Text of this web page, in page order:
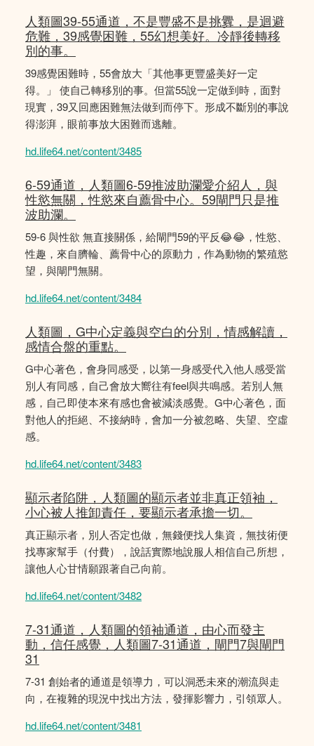
人類圖39-55通道，不是豐盛不是挑釁，是迴避
危難，39感覺困難，55幻想美好。冷靜後轉移
別的事。
39感覺困難時，55會放大「其他事更豐盛美好一定
得。」 使自己轉移別的事。但當55說一定做到時，面對
現實，39又回應困難無法做到而停下。形成不斷別的事說
得澎湃，眼前事放大困難而逃離。
hd.life64.net/content/3485
6-59通道，人類圖6-59推波助瀾愛介紹人，與
性慾無關，性慾來自薦骨中心。59閘門只是推
波助瀾。
59-6 與性欲 無直接關係，給閘門59的平反😂😂，性慾、
性趣，來自臍輪、薦骨中心的原動力，作為動物的繁殖慾
望，與閘門無關。
hd.life64.net/content/3484
人類圖，G中心定義與空白的分別，情感解讀，
感情合盤的重點。
G中心著色，會身同感受，以第一身感受代入他人感受當
別人有同感，自己會放大嚮往有feel與共鳴感。若別人無
感，自己即使本來有感也會被減淡感覺。G中心著色，面
對他人的拒絕、不接納時，會加一分被忽略、失望、空虛
感。
hd.life64.net/content/3483
顯示者陷阱，人類圖的顯示者並非真正領袖，
小心被人推卸責任，要顯示者承擔一切。
真正顯示者，別人否定也做，無錢便找人集資，無技術便
找專家幫手（付費），說話實際地說服人相信自己所想，
讓他人心甘情願跟著自己向前。
hd.life64.net/content/3482
7-31通道，人類圖的領袖通道，由心而發主
動，信任感覺，人類圖7-31通道，閘門7與閘門
31
7-31 創始者的通道是領導力，可以洞悉未來的潮流與走
向，在複雜的現況中找出方法，發揮影響力，引領眾人。
hd.life64.net/content/3481